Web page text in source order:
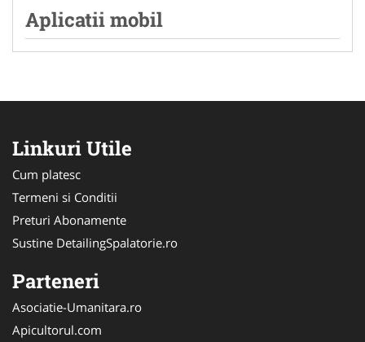
Aplicatii mobil
Linkuri Utile
Cum platesc
Termeni si Conditii
Preturi Abonamente
Sustine DetailingSpalatorie.ro
Parteneri
Asociatie-Umanitara.ro
Apicultorul.com